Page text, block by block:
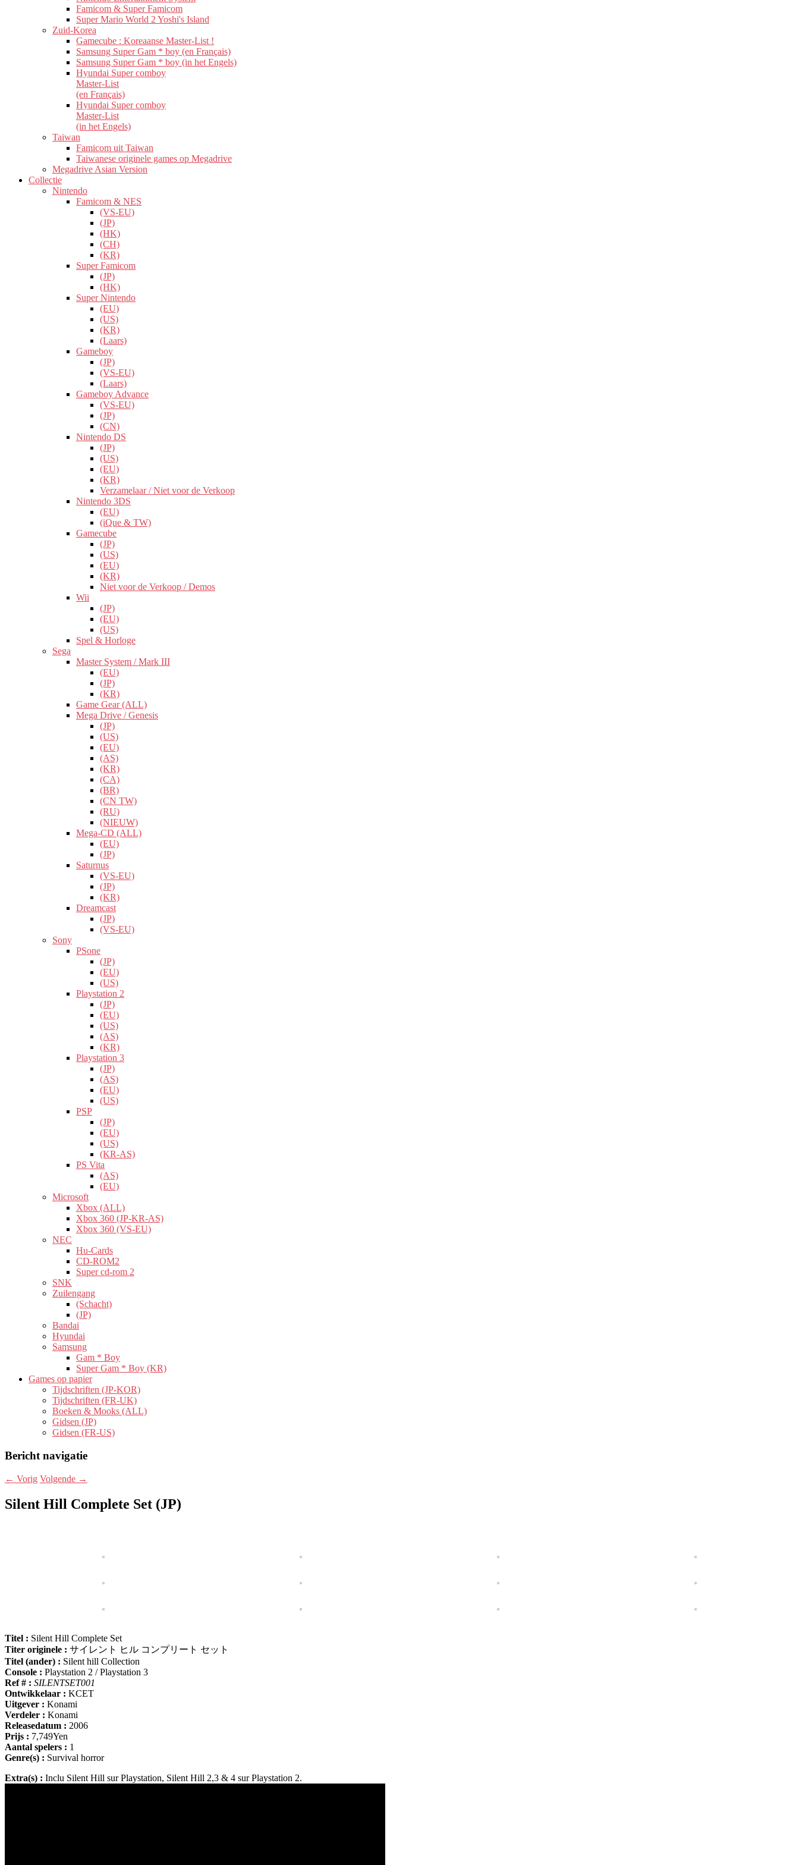
Famicom & Super Famicom
Super Mario World 2 Yoshi's Island
Zuid-Korea
Gamecube : Koreaanse Master-List !
Samsung Super Gam * boy (en Français)
Samsung Super Gam * boy (in het Engels)
Hyundai Super comboy
Master-List
(en Français)
Hyundai Super comboy
Master-List
(in het Engels)
Taiwan
Famicom uit Taiwan
Taiwanese originele games op Megadrive
Megadrive Asian Version
Collectie
Nintendo
Famicom & NES
(VS-EU)
(JP)
(HK)
(CH)
(KR)
Super Famicom
(JP)
(HK)
Super Nintendo
(EU)
(US)
(KR)
(Laars)
Gameboy
(JP)
(VS-EU)
(Laars)
Gameboy Advance
(VS-EU)
(JP)
(CN)
Nintendo DS
(JP)
(US)
(EU)
(KR)
Verzamelaar / Niet voor de Verkoop
Nintendo 3DS
(EU)
(iQue & TW)
Gamecube
(JP)
(US)
(EU)
(KR)
Niet voor de Verkoop / Demos
Wii
(JP)
(EU)
(US)
Spel & Horloge
Sega
Master System / Mark III
(EU)
(JP)
(KR)
Game Gear (ALL)
Mega Drive / Genesis
(JP)
(US)
(EU)
(AS)
(KR)
(CA)
(BR)
(CN TW)
(RU)
(NIEUW)
Mega-CD (ALL)
(EU)
(JP)
Saturnus
(VS-EU)
(JP)
(KR)
Dreamcast
(JP)
(VS-EU)
Sony
PSone
(JP)
(EU)
(US)
Playstation 2
(JP)
(EU)
(US)
(AS)
(KR)
Playstation 3
(JP)
(AS)
(EU)
(US)
PSP
(JP)
(EU)
(US)
(KR-AS)
PS Vita
(AS)
(EU)
Microsoft
Xbox (ALL)
Xbox 360 (JP-KR-AS)
Xbox 360 (VS-EU)
NEC
Hu-Cards
CD-ROM2
Super cd-rom 2
SNK
Zuilengang
(Schacht)
(JP)
Bandai
Hyundai
Samsung
Gam * Boy
Super Gam * Boy (KR)
Games op papier
Tijdschriften (JP-KOR)
Tijdschriften (FR-UK)
Boeken & Mooks (ALL)
Gidsen (JP)
Gidsen (FR-US)
Bericht navigatie
← Vorig Volgende →
Silent Hill Complete Set (JP)
Titel : Silent Hill Complete Set
Titer originele : サイレント ヒル コンプリート セット
Titel (ander) : Silent hill Collection
Console : Playstation 2 / Playstation 3
Ref # : SILENTSET001
Ontwikkelaar : KCET
Uitgever : Konami
Verdeler : Konami
Releasedatum : 2006
Prijs : 7,749Yen
Aantal spelers : 1
Genre(s) : Survival horror
Extra(s) : Inclu Silent Hill sur Playstation, Silent Hill 2,3 & 4 sur Playstation 2.